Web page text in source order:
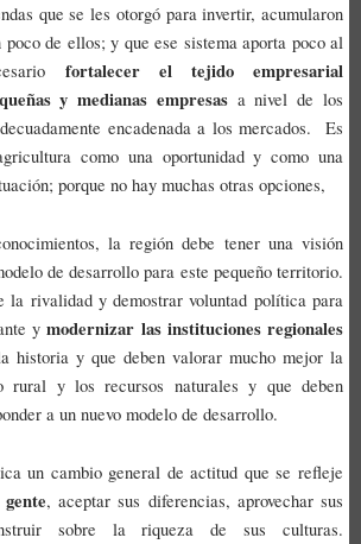
que se les otorgó para invertir, acumularon
de ellos; y que ese sistema aporta poco al
fortalecer el tejido empresarial
y medianas empresasa nivel de los
encadenada a los mercados. Es
como una oportunidad y como una
porque no hay muchas otras opciones,
la región debe tener una visión
de desarrollo para este pequeño territorio.
la rivalidad y demostrar voluntad política para
ymodernizar las instituciones regionales
historia y que deben valorar mucho mejor la
rural y los recursos naturales y que deben
a un nuevo modelo de desarrollo.
un cambio general de actitud que se refleje
, aceptar sus diferencias, aprovechar sus
sobre la riqueza de sus culturas.